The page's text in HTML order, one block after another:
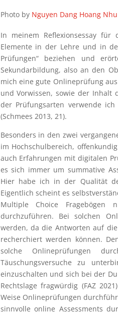
Photo by Nguyen Dang Hoang Nhu
In meinem Reflexionsessay für
Elemente in der Lehre und in
Prüfungen“ beziehen und
Sekundarbildung, also an den
mich eine gute Onlineprüfung
und Vorwissen, sowie der Inhalt
der Prüfungsarten verwende
(Schmees 2013, 21).
Besonders in den zwei
im Hochschulbereich,
auch Erfahrungen mit digitalen
es sich immer um summative
Hier habe ich in der Qualität
Eigentlich scheint es
Multiple Choice Fragebögen
durchzuführen. Bei solchen
werden, da die Antworten auf
recherchiert werden können.
solche Onlineprüfungen
Täuschungsversuche zu
einzuschalten und sich bei der
Rechtslage fragwürdig (FAZ
Weise Onlineprüfungen
sinnvolle online Assessments